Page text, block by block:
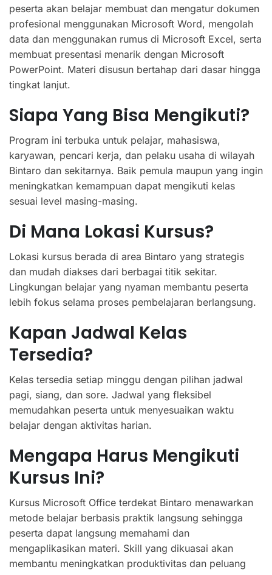
peserta akan belajar membuat dan mengatur dokumen
profesional menggunakan Microsoft Word, mengolah
data dan menggunakan rumus di Microsoft Excel, serta
membuat presentasi menarik dengan Microsoft
PowerPoint. Materi disusun bertahap dari dasar hingga
tingkat lanjut.
Siapa Yang Bisa Mengikuti?
Program ini terbuka untuk pelajar, mahasiswa,
karyawan, pencari kerja, dan pelaku usaha di wilayah
Bintaro dan sekitarnya. Baik pemula maupun yang ingin
meningkatkan kemampuan dapat mengikuti kelas
sesuai level masing-masing.
Di Mana Lokasi Kursus?
Lokasi kursus berada di area Bintaro yang strategis
dan mudah diakses dari berbagai titik sekitar.
Lingkungan belajar yang nyaman membantu peserta
lebih fokus selama proses pembelajaran berlangsung.
Kapan Jadwal Kelas
Tersedia?
Kelas tersedia setiap minggu dengan pilihan jadwal
pagi, siang, dan sore. Jadwal yang fleksibel
memudahkan peserta untuk menyesuaikan waktu
belajar dengan aktivitas harian.
Mengapa Harus Mengikuti
Kursus Ini?
Kursus Microsoft Office terdekat Bintaro menawarkan
metode belajar berbasis praktik langsung sehingga
peserta dapat langsung memahami dan
mengaplikasikan materi. Skill yang dikuasai akan
membantu meningkatkan produktivitas dan peluang